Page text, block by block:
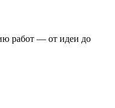
работ — от идеи до